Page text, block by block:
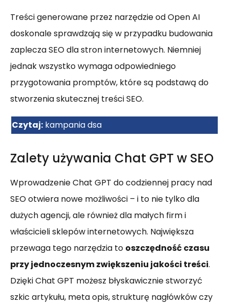
Treści generowane przez narzędzie od Open AI
doskonale sprawdzają się w przypadku budowania
zaplecza SEO dla stron internetowych. Niemniej
jednak wszystko wymaga odpowiedniego
przygotowania promptów, które są podstawą do
stworzenia skutecznej treści SEO.
Czytaj: kampania dsa
Zalety używania Chat GPT w SEO
Wprowadzenie Chat GPT do codziennej pracy nad
SEO otwiera nowe możliwości – i to nie tylko dla
dużych agencji, ale również dla małych firm i
właścicieli sklepów internetowych. Największa
przewaga tego narzędzia to oszczędność czasu
przy jednoczesnym zwiększeniu jakości treści.
Dzięki Chat GPT możesz błyskawicznie stworzyć
szkic artykułu, meta opis, strukturę nagłówków czy